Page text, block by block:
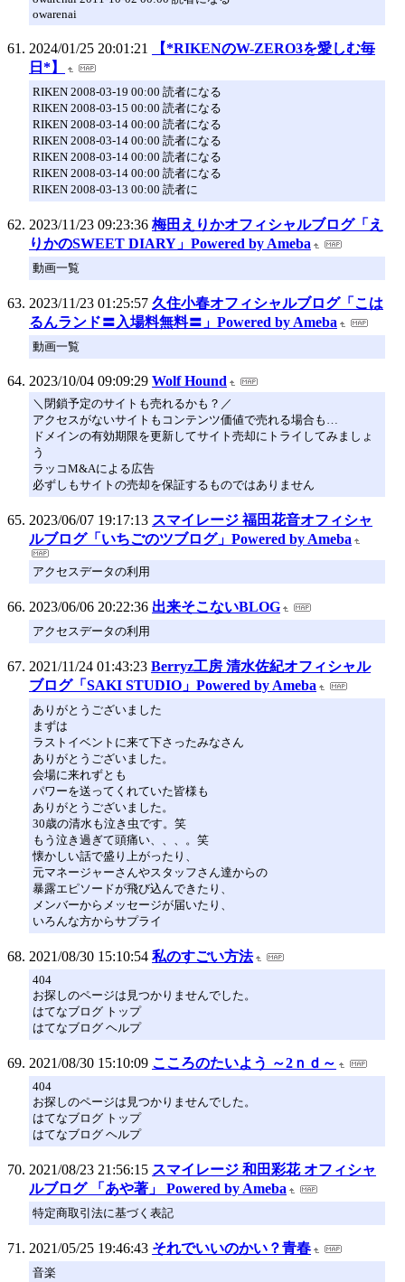
owarenai
2024/01/25 20:01:21
【*RIKENのW-ZERO3を愛しむ毎
日*】
RIKEN 2008-03-19 00:00 読者になる
RIKEN 2008-03-15 00:00 読者になる
RIKEN 2008-03-14 00:00 読者になる
RIKEN 2008-03-14 00:00 読者になる
RIKEN 2008-03-14 00:00 読者になる
RIKEN 2008-03-14 00:00 読者になる
RIKEN 2008-03-13 00:00 読者に
2023/11/23 09:23:36 梅田えりかオフィシャルブログ「え
りかのSWEET DIARY」Powered by Ameba
動画一覧
2023/11/23 01:25:57 久住小春オフィシャルブログ「こは
るんランド〓入場料無料〓」Powered by Ameba
動画一覧
2023/10/04 09:09:29 Wolf Hound
＼閉鎖予定のサイトも売れるかも？／
アクセスがないサイトもコンテンツ価値で売れる場合も…
ドメインの有効期限を更新してサイト売却にトライしてみましょ
う
ラッコM&Aによる広告
必ずしもサイトの売却を保証するものではありません
2023/06/07 19:17:13 スマイレージ 福田花音オフィシャ
ルブログ「いちごのツブログ」Powered by Ameba
アクセスデータの利用
2023/06/06 20:22:36 出来そこないBLOG
アクセスデータの利用
2021/11/24 01:43:23 Berryz工房 清水佐紀オフィシャル
ブログ「SAKI STUDIO」Powered by Ameba
ありがとうございました
まずは
ラストイベントに来て下さったみなさん
ありがとうございました。
会場に来れずとも
パワーを送ってくれていた皆様も
ありがとうございました。
30歳の清水も泣き虫です。笑
もう泣き過ぎて頭痛い、、、。笑
懐かしい話で盛り上がったり、
元マネージャーさんやスタッフさん達からの
暴露エピソードが飛び込んできたり、
メンバーからメッセージが届いたり、
いろんな方からサプライ
2021/08/30 15:10:54 私のすごい方法
404
お探しのページは見つかりませんでした。
はてなブログ トップ
はてなブログ ヘルプ
2021/08/30 15:10:09 こころのたいよう ～2ｎｄ～
404
お探しのページは見つかりませんでした。
はてなブログ トップ
はてなブログ ヘルプ
2021/08/23 21:56:15 スマイレージ 和田彩花 オフィシャ
ルブログ 「あや著」 Powered by Ameba
特定商取引法に基づく表記
2021/05/25 19:46:43 それでいいのかい？青春
音楽